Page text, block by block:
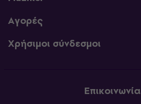
Αγορές
Χρήσιμοι σύνδεσμοι
Επικοινωνία